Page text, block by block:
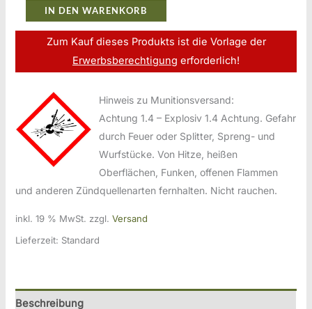
Heckler
Büchsenpatronen
4,6x36mm/Weichkern
Menge
IN DEN WARENKORB
Zum Kauf dieses Produkts ist die Vorlage der
Erwerbsberechtigung erforderlich!
Hinweis zu Munitionsversand:
Achtung 1.4 – Explosiv 1.4 Achtung. Gefahr
durch Feuer oder Splitter, Spreng- und
Wurfstücke. Von Hitze, heißen
Oberflächen, Funken, offenen Flammen
und anderen Zündquellenarten fernhalten. Nicht rauchen.
inkl. 19 % MwSt. zzgl.Versand
Lieferzeit: Standard
Beschreibung